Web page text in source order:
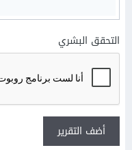
التحقق البشري
أضف التقرير